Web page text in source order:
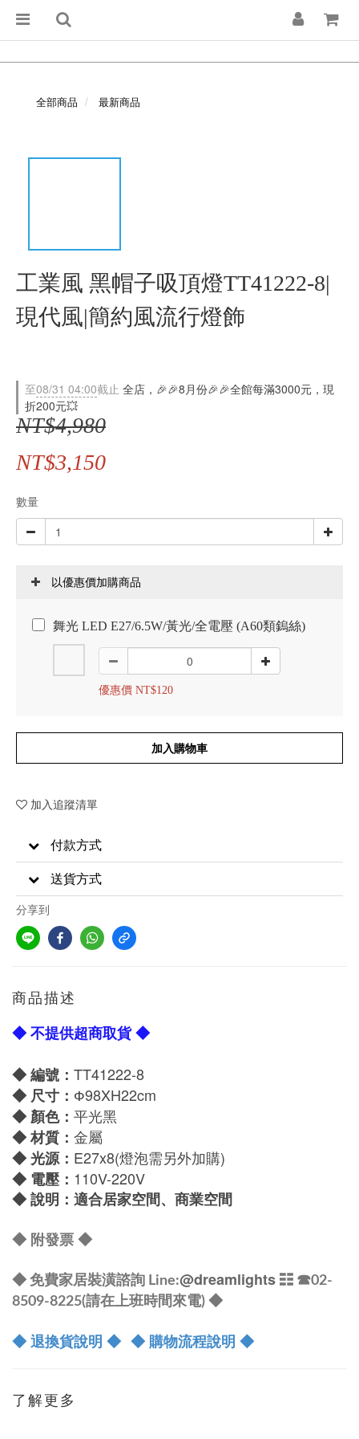
全部商品 最新商品
工業風 黑帽子吸頂燈TT41222-8|
現代風|簡約風流行燈飾
至08/31 04:00截止 全店，🎉🎉8月份🎉🎉全館每滿3000元，現
折200元💥
NT$4,980
NT$3,150
數量
以優惠價加購商品
舞光 LED E27/6.5W/黃光/全電壓 (A60類鎢絲)
優惠價 NT$120
加入購物車
加入追蹤清單
付款方式
送貨方式
分享到
商品描述
◆ 不提供超商取貨 ◆
◆ 編號： TT41222-8
◆ 尺寸： Ф98XH22cm
◆ 顏色： 平光黑
◆材質： 金屬
◆光源： E27x8(燈泡需另外加購)
◆ 電壓： 110V-220V
◆說明：適合居家空間、商業空間
◆ 附發票◆
◆ 免費家居裝潢諮詢 Line:@dreamlights ☷ ☎02-
8509-8225(請在上班時間來電) ◆
◆ 退換貨說明 ◆ ◆ 購物流程說明 ◆
了解更多